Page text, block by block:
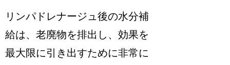
リンパドレナージュ後の水分補
給は、老廃物を排出し、効果を
最大限に引き出すために非常に